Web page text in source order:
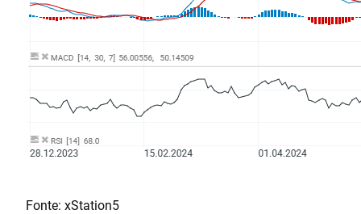
Fonte: xStation5